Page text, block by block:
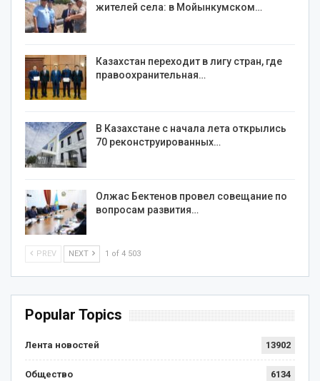
жителей села: в Мойынкумском…
Казахстан переходит в лигу стран, где
правоохранительная…
В Казахстане с начала лета открылись
70 реконструированных…
Олжас Бектенов провел совещание по
вопросам развития…
PREV NEXT 1 of 4 503
Popular Topics
Лента новостей 13902
Общество 6134